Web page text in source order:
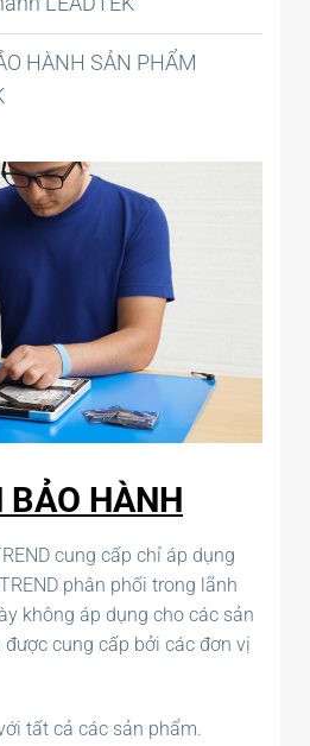
HÀNH SẢN PHẨM
BẢO HÀNH
cung cấp chỉ áp dụng
phân phối trong lãnh
không áp dụng cho các sản
cung cấp bởi các đơn vị
tất cả các sản phẩm.